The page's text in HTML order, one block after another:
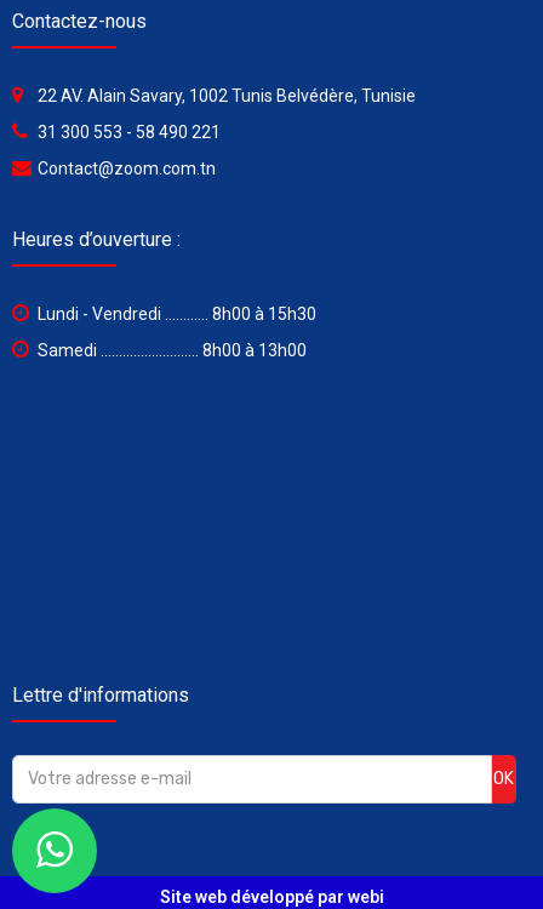
Contactez-nous
22 AV. Alain Savary, 1002 Tunis Belvédère, Tunisie
31 300 553 - 58 490 221
Contact@zoom.com.tn
Heures d’ouverture :
Lundi - Vendredi ............ 8h00 à 15h30
Samedi ........................... 8h00 à 13h00
Lettre d'informations
OK
Site web développé par webi